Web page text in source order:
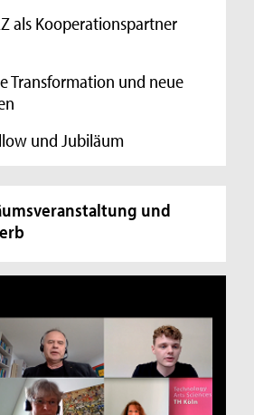
als Kooperationspartner
Transformation und neue
und Jubiläum
und